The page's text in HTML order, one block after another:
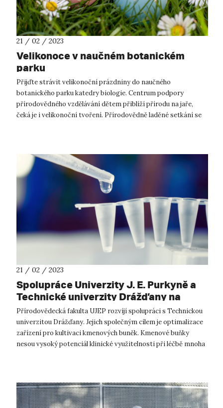
21 / 02 / 2023
Velikonoce v naučném botanickém
parku
Přijďte strávit velikonoční prázdniny do naučného
botanického parku katedry biologie. Centrum podpory
přírodovědného vzdělávání dětem přiblíží přírodu na jaře,
čeká je i velikonoční tvoření. Přírodovědně laděné setkání se
21 / 02 / 2023
Spolupráce Univerzity J. E. Purkyně a
Technické univerzity Drážďany na
biomedicínském výzkumu
Přírodovědecká fakulta UJEP rozvíjí spolupráci s Technickou
univerzitou Drážďany. Jejich společným cílem je optimalizace
zařízení pro kultivaci kmenových buněk. Kmenové buňky
nesou vysoký potenciál klinické využitelnosti při léčbě mnoha